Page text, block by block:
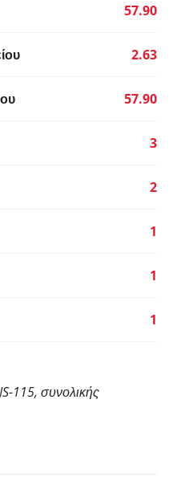
57.90
2.63
57.90
3
2
1
1
1
115, συνολικής